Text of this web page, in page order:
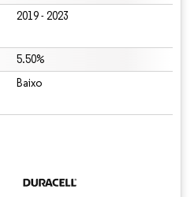
2019 - 2023
5.50%
Baixo